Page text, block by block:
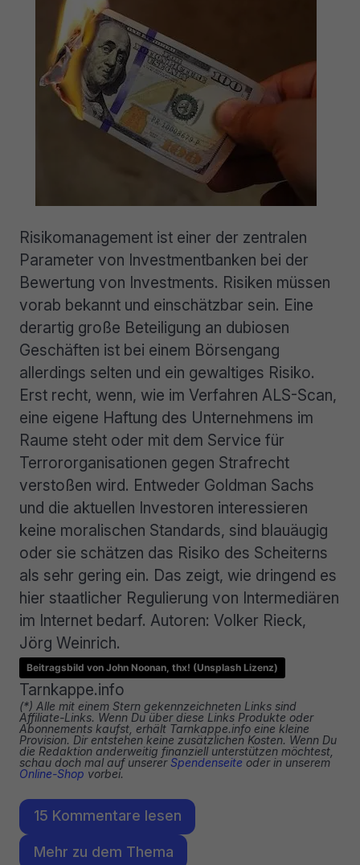
Risikomanagement ist einer der zentralen
Parameter von Investmentbanken bei der
Bewertung von Investments. Risiken müssen
vorab bekannt und einschätzbar sein. Eine
derartig große Beteiligung an dubiosen
Geschäften ist bei einem Börsengang
allerdings selten und ein gewaltiges Risiko.
Erst recht, wenn, wie im Verfahren ALS-Scan,
eine eigene Haftung des Unternehmens im
Raume steht oder mit dem Service für
Terrororganisationen gegen Strafrecht
verstoßen wird. Entweder Goldman Sachs
und die aktuellen Investoren interessieren
keine moralischen Standards, sind blauäugig
oder sie schätzen das Risiko des Scheiterns
als sehr gering ein. Das zeigt, wie dringend es
hier staatlicher Regulierung von Intermediären
im Internet bedarf. Autoren: Volker Rieck,
Jörg Weinrich.
Beitragsbild von John Noonan, thx! (Unsplash Lizenz)
Tarnkappe.info
(*) Alle mit einem Stern gekennzeichneten Links sind
Affiliate-Links. Wenn Du über diese Links Produkte oder
Abonnements kaufst, erhält Tarnkappe.info eine kleine
Provision. Dir entstehen keine zusätzlichen Kosten. Wenn Du
die Redaktion anderweitig finanziell unterstützen möchtest,
schau doch mal auf unsererSpendenseite oder in unserem
Online-Shop vorbei.
15 Kommentare lesen
Mehr zu dem Thema